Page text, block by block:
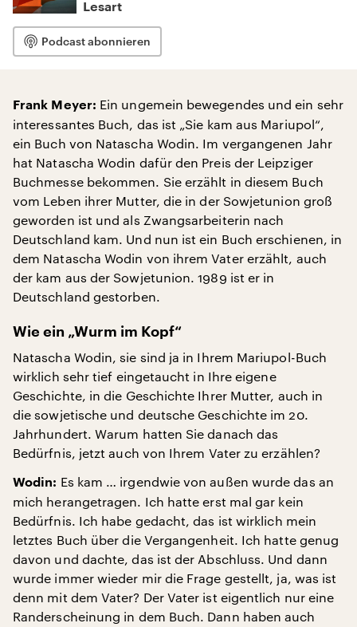
Lesart
Podcast abonnieren
Frank Meyer: Ein ungemein bewegendes und ein sehr
interessantes Buch, das ist „Sie kam aus Mariupol“,
ein Buch von Natascha Wodin. Im vergangenen Jahr
hat Natascha Wodin dafür den Preis der Leipziger
Buchmesse bekommen. Sie erzählt in diesem Buch
vom Leben ihrer Mutter, die in der Sowjetunion groß
geworden ist und als Zwangsarbeiterin nach
Deutschland kam. Und nun ist ein Buch erschienen, in
dem Natascha Wodin von ihrem Vater erzählt, auch
der kam aus der Sowjetunion. 1989 ist er in
Deutschland gestorben.
Wie ein „Wurm im Kopf“
Natascha Wodin, sie sind ja in Ihrem Mariupol-Buch
wirklich sehr tief eingetaucht in Ihre eigene
Geschichte, in die Geschichte Ihrer Mutter, auch in
die sowjetische und deutsche Geschichte im 20.
Jahrhundert. Warum hatten Sie danach das
Bedürfnis, jetzt auch von Ihrem Vater zu erzählen?
Wodin: Es kam … irgendwie von außen wurde das an
mich herangetragen. Ich hatte erst mal gar kein
Bedürfnis. Ich habe gedacht, das ist wirklich mein
letztes Buch über die Vergangenheit. Ich hatte genug
davon und dachte, das ist der Abschluss. Und dann
wurde immer wieder mir die Frage gestellt, ja, was ist
denn mit dem Vater? Der Vater ist eigentlich nur eine
Randerscheinung in dem Buch. Dann haben auch